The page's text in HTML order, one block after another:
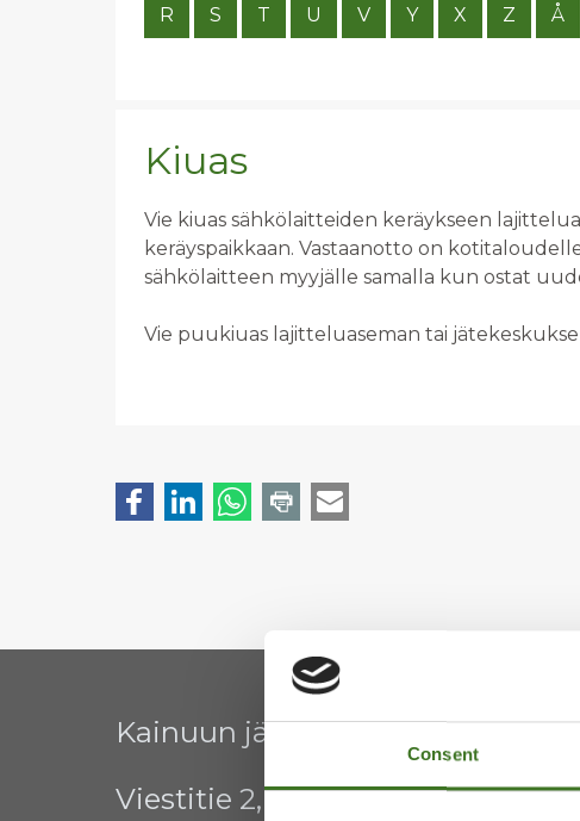
Consent
R S T U V Y X Z Å
Kiuas
Vie kiuas sähkölaitteiden keräykseen
keräyspaikkaan. Vastaanotto on
sähkölaitteen myyjälle samalla kun ostat
Vie puukiuas lajitteluaseman tai
Kainuun jätehuollon
Viestitie 2, 87700 Kajaani